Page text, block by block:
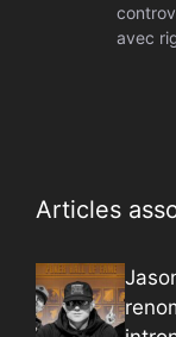
avec
Articles